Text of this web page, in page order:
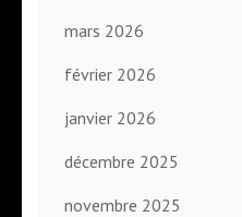
mars 2026
février 2026
janvier 2026
décembre 2025
novembre 2025